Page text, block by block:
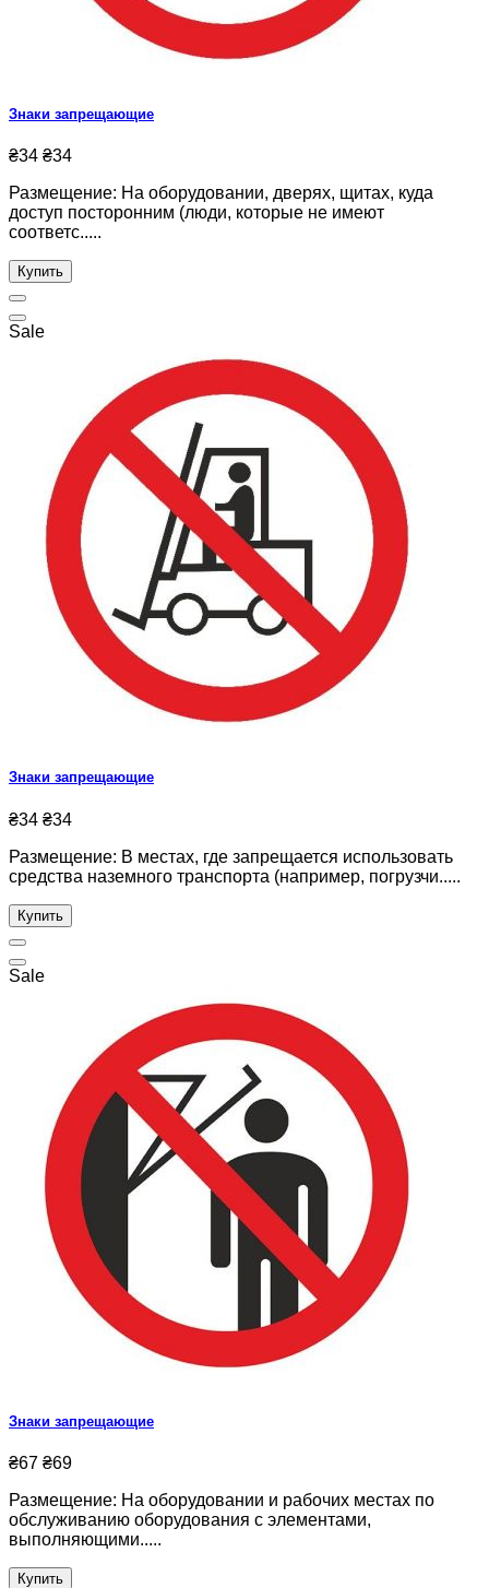
Знаки запрещающие
₴34 ₴34
Размещение: На оборудовании, дверях, щитах, куда
доступ посторонним (люди, которые не имеют
соответс.....
Купить
Sale
Знаки запрещающие
₴34 ₴34
Размещение: В местах, где запрещается использовать
средства наземного транспорта (например, погрузчи.....
Купить
Sale
Знаки запрещающие
₴67 ₴69
Размещение: На оборудовании и рабочих местах по
обслуживанию оборудования с элементами,
выполняющими.....
Купить